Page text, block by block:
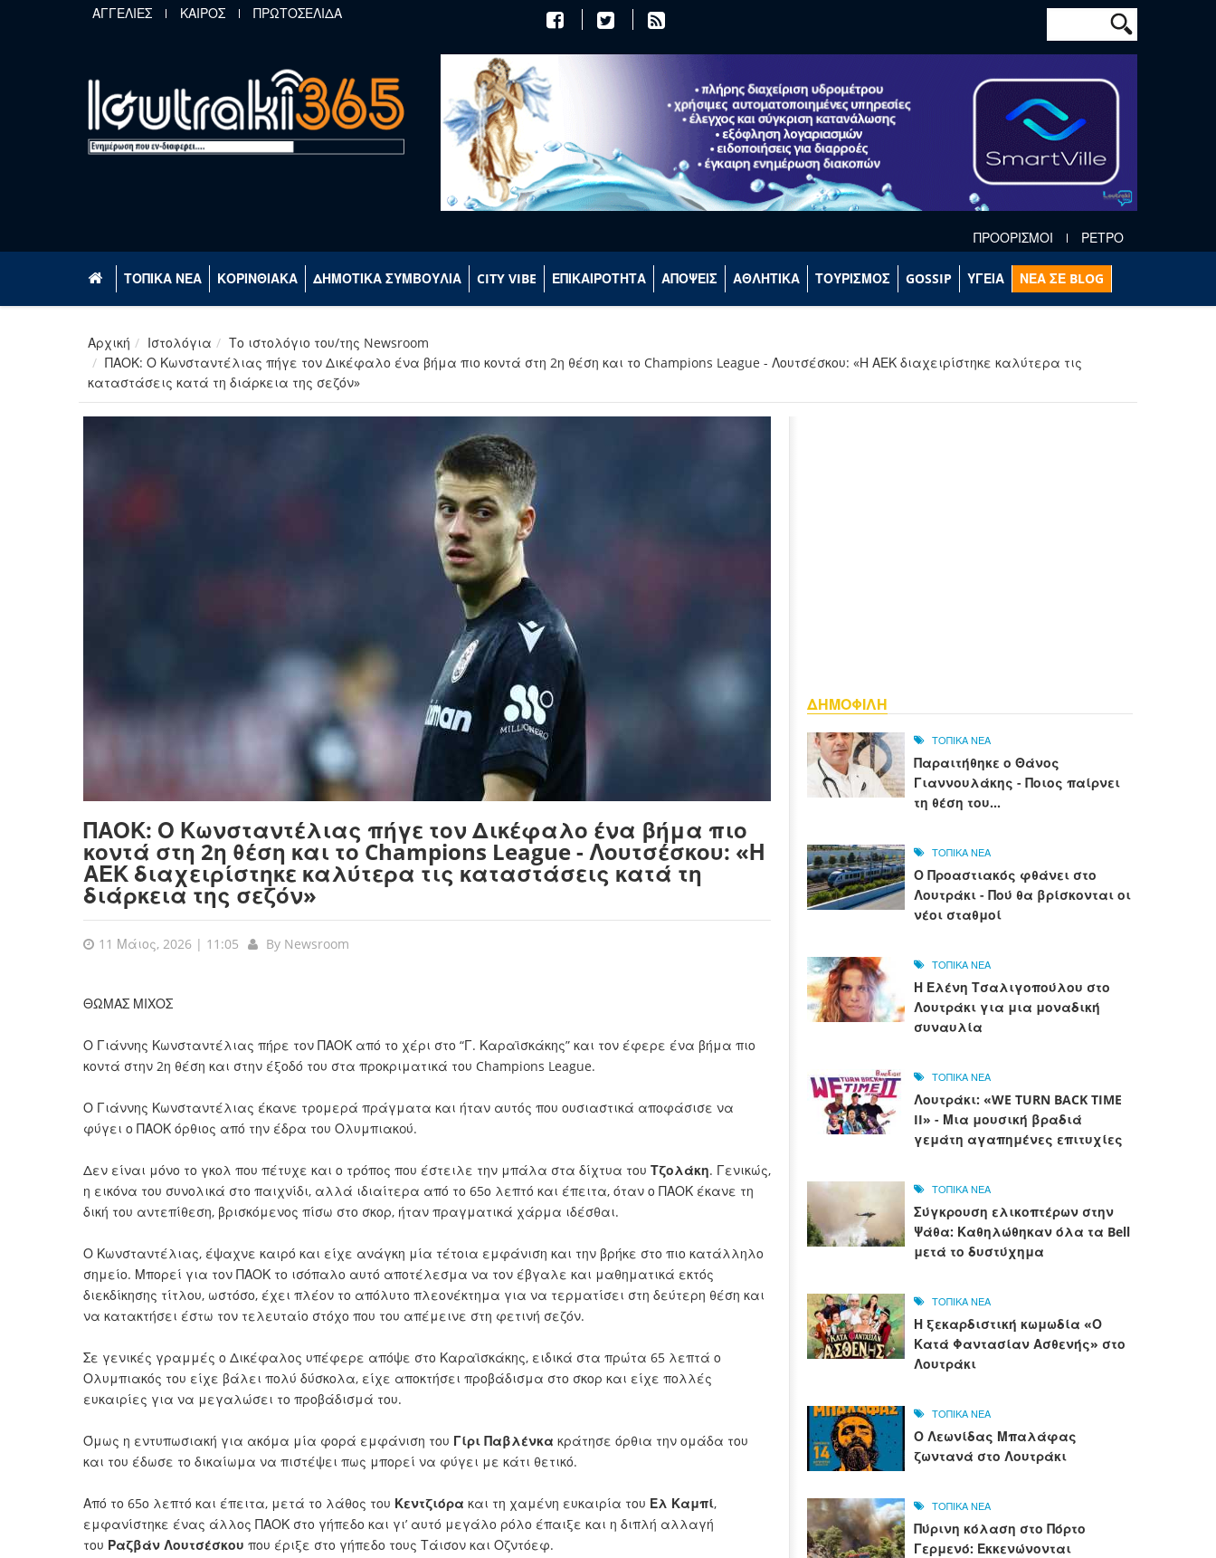
Παράκαμψη προς το κυρίως περιεχόμενο
ΑΓΓΕΛΙΕΣ ΚΑΙΡΟΣ ΠΡΩΤΟΣΕΛΙΔΑ Φόρμα
Αναζήτηση
ΠΡΟΟΡΙΣΜΟΙ ΡΕΤΡΟ
ΤΟΠΙΚΑ ΝΕΑ ΚΟΡΙΝΘΙΑΚΑ ΔΗΜΟΤΙΚΑ ΣΥΜΒΟΥΛΙΑ CITY VIBE ΕΠΙΚΑΙΡΟΤΗΤΑ ΑΠΟΨΕΙΣ ΑΘΛΗΤΙΚΑ ΤΟΥΡΙΣΜΟΣ GOSSIP ΥΓΕΙΑ ΝΕΑ ΣΕ BLOG
Αρχική Ιστολόγια
Το ιστολόγιο του/της Newsroom
ΠΑΟΚ: Ο Κωνσταντέλιας πήγε τον Δικέφαλο ένα βήμα πιο κοντά στη 2η θέση και το Champions League - Λουτσέσκου: «Η ΑΕΚ διαχειρίστηκε καλύτερα τις
καταστάσεις κατά τη διάρκεια της σεζόν»
ΠΑΟΚ: Ο Κωνσταντέλιας πήγε τον Δικέφαλο ένα βήμα πιο
κοντά στη 2η θέση και το Champions League - Λουτσέσκου: «Η
ΑΕΚ διαχειρίστηκε καλύτερα τις καταστάσεις κατά τη
διάρκεια της σεζόν»
11 Μάιος, 2026 | 11:05 By Newsroom
ΘΩΜΑΣ ΜΙΧΟΣ
Ο Γιάννης Κωνσταντέλιας πήρε τον ΠΑΟΚ από το χέρι στο “Γ. Καραϊσκάκης” και τον έφερε ένα βήμα πιο
κοντά στην 2η θέση και στην έξοδό του στα προκριματικά του Champions League.
Ο Γιάννης Κωνσταντέλιας έκανε τρομερά πράγματα και ήταν αυτός που ουσιαστικά αποφάσισε να
φύγει ο ΠΑΟΚ όρθιος από την έδρα του Ολυμπιακoύ.
Δεν είναι μόνο το γκολ που πέτυχε και ο τρόπος που έστειλε την μπάλα στα δίχτυα του Τζολάκη. Γενικώς,
η εικόνα του συνολικά στο παιχνίδι, αλλά ιδιαίτερα από το 65ο λεπτό και έπειτα, όταν ο ΠΑΟΚ έκανε τη
δική του αντεπίθεση, βρισκόμενος πίσω στο σκορ, ήταν πραγματικά χάρμα ιδέσθαι.
Ο Κωνσταντέλιας, έψαχνε καιρό και είχε ανάγκη μία τέτοια εμφάνιση και την βρήκε στο πιο κατάλληλο
σημείο. Μπορεί για τον ΠΑΟΚ το ισόπαλο αυτό αποτέλεσμα να τον έβγαλε και μαθηματικά εκτός
διεκδίκησης τίτλου, ωστόσο, έχει πλέον το απόλυτο πλεονέκτημα για να τερματίσει στη δεύτερη θέση και
να κατακτήσει έστω τον τελευταίο στόχο που του απέμεινε στη φετινή σεζόν.
Σε γενικές γραμμές ο Δικέφαλος υπέφερε απόψε στο Καραϊσκάκης, ειδικά στα πρώτα 65 λεπτά ο
Ολυμπιακός του είχε βάλει πολύ δύσκολα, είχε αποκτήσει προβάδισμα στο σκορ και είχε πολλές
ευκαιρίες για να μεγαλώσει το προβάδισμά του.
Όμως η εντυπωσιακή για ακόμα μία φορά εμφάνιση του Γίρι Παβλένκα κράτησε όρθια την ομάδα του
και του έδωσε το δικαίωμα να πιστέψει πως μπορεί να φύγει με κάτι θετικό.
Από το 65ο λεπτό και έπειτα, μετά το λάθος του Κεντζιόρα και τη χαμένη ευκαιρία του Ελ Καμπί,
εμφανίστηκε ένας άλλος ΠΑΟΚ στο γήπεδο και γι’ αυτό μεγάλο ρόλο έπαιξε και η διπλή αλλαγή
του Ραζβάν Λουτσέσκου που έριξε στο γήπεδο τους Τάισον και Οζντόεφ.
ΔΗΜΟΦΙΛΗ
ΤΟΠΙΚΑ ΝΕΑ
Παραιτήθηκε ο Θάνος
Γιαννουλάκης - Ποιος παίρνει
τη θέση του...
ΤΟΠΙΚΑ ΝΕΑ
Ο Προαστιακός φθάνει στο
Λουτράκι - Πού θα βρίσκονται οι
νέοι σταθμοί
ΤΟΠΙΚΑ ΝΕΑ
Η Ελένη Τσαλιγοπούλου στο
Λουτράκι για μια μοναδική
συναυλία
ΤΟΠΙΚΑ ΝΕΑ
Λουτράκι: «WE TURN BACK TIME
II» - Μια μουσική βραδιά
γεμάτη αγαπημένες επιτυχίες
ΤΟΠΙΚΑ ΝΕΑ
Σύγκρουση ελικοπτέρων στην
Ψάθα: Καθηλώθηκαν όλα τα Bell
μετά το δυστύχημα
ΤΟΠΙΚΑ ΝΕΑ
Η ξεκαρδιστική κωμωδία «Ο
Κατά Φαντασίαν Ασθενής» στο
Λουτράκι
ΤΟΠΙΚΑ ΝΕΑ
Ο Λεωνίδας Μπαλάφας
ζωντανά στο Λουτράκι
ΤΟΠΙΚΑ ΝΕΑ
Πύρινη κόλαση στο Πόρτο
Γερμενό: Εκκενώνονται